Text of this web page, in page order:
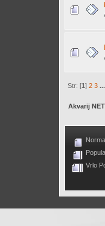
Str: [1]2 3
Akvarij
Vrlo